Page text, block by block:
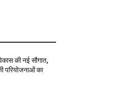
की नई सौगात,
परियोजनाओं का